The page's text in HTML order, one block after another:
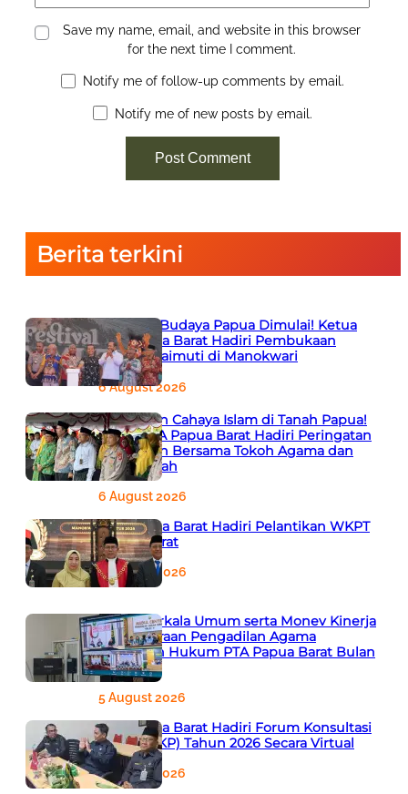
Save my name, email, and website in this browser
for the next time I comment.
Notify me of follow-up comments by email.
Notify me of new posts by email.
Berita terkini
Semarak Budaya Papua Dimulai! Ketua
PTA Papua Barat Hadiri Pembukaan
Festival Raimuti di Manokwari
6 August 2026
666 Tahun Cahaya Islam di Tanah Papua!
Ketua PTA Papua Barat Hadiri Peringatan
Bersejarah Bersama Tokoh Agama dan
Pemerintah
6 August 2026
PTA Papua Barat Hadiri Pelantikan WKPT
Papua Barat
6 August 2026
Rapat Berkala Umum serta Monev Kinerja
Kepaniteraan Pengadilan Agama
Sewilayah Hukum PTA Papua Barat Bulan
Agustus
5 August 2026
PTA Papua Barat Hadiri Forum Konsultasi
Publik (FKP) Tahun 2026 Secara Virtual
5 August 2026